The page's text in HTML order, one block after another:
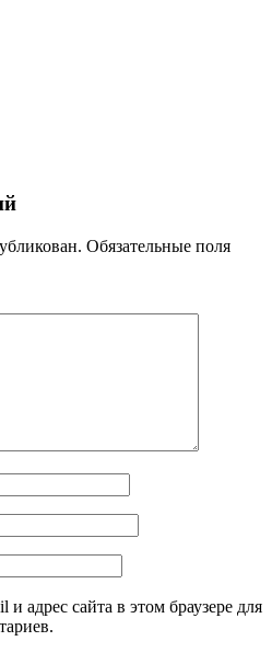
Обязательные поля
адрес сайта в этом браузере для